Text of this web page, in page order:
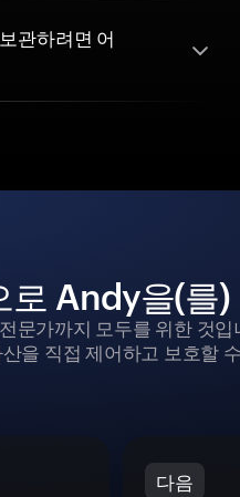
관하려면 어
로 Andy을(를
문가까지 모두를 위한 것
을 직접 제어하고 보호할
다음